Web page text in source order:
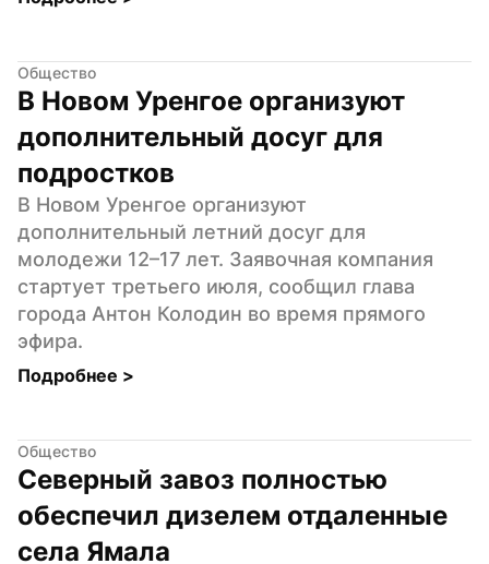
Общество
В Новом Уренгое организуют
дополнительный досуг для
подростков
В Новом Уренгое организуют
дополнительный летний досуг для
молодежи 12–17 лет. Заявочная компания
стартует третьего июля, сообщил глава
города Антон Колодин во время прямого
эфира.
Подробнее >
Общество
Северный завоз полностью
обеспечил дизелем отдаленные
села Ямала